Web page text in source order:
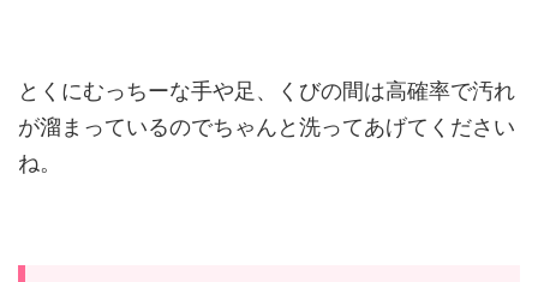
とくにむっちーな手や足、くびの間は高確率で汚れ
が溜まっているのでちゃんと洗ってあげてください
ね。